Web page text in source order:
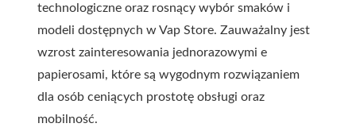
technologiczne oraz rosnący wybór smaków i
modeli dostępnych w Vap Store. Zauważalny jest
wzrost zainteresowania jednorazowymi e
papierosami, które są wygodnym rozwiązaniem
dla osób ceniących prostotę obsługi oraz
mobilność.